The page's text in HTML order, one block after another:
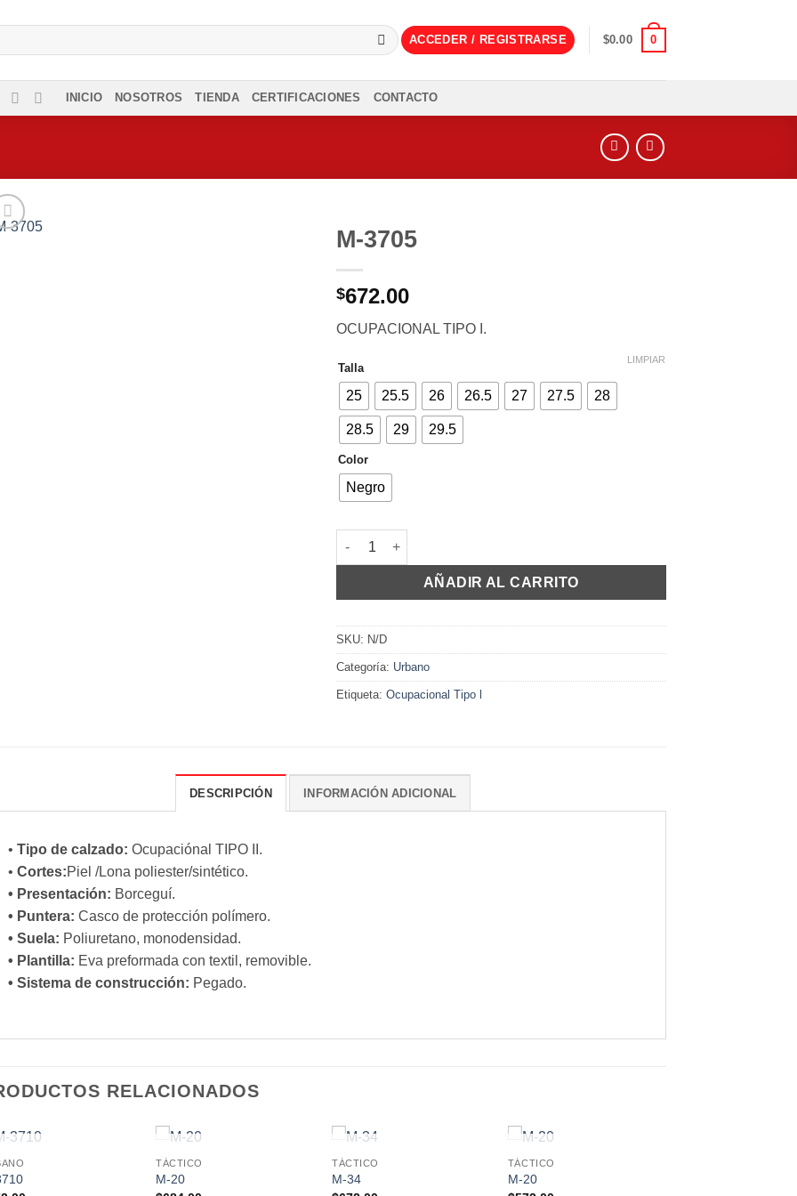
ACCEDER / REGISTRARSE $0.00 0
INICIO NOSOTROS TIENDA CERTIFICACIONES CONTACTO
M-3705
$672.00
OCUPACIONAL TIPO I.
Talla
25 25.5 26 26.5 27 27.5 28
28.5 29 29.5
Color
Negro
LIMPIAR
M-3705 cantidad
AÑADIR AL CARRITO
SKU: N/D
Categoría: Urbano
Etiqueta:Ocupacional Tipo l
DESCRIPCIÓN INFORMACIÓN ADICIONAL
• Tipo de calzado: Ocupaciónal TIPO II.
• Cortes:Piel /Lona poliester/sintético.
• Presentación: Borceguí.
• Puntera: Casco de protección polímero.
• Suela: Poliuretano, monodensidad.
• Plantilla: Eva preformada con textil, removible.
• Sistema de construcción: Pegado.
RELACIONADOS
EXISTENCIAS SIN EXISTENCIAS
TÁCTICO
M-20
SIN EXISTENCIAS
TÁCTICO
M-34
SIN EXISTENCIAS
TÁCTICO
M-20